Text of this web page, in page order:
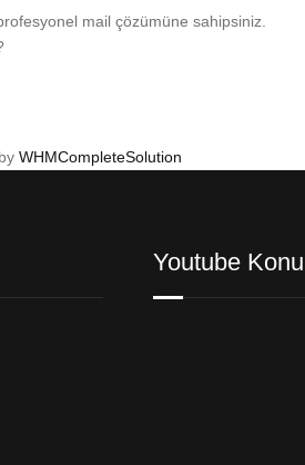
mail çözümüne sahipsiniz.
WHMCompleteSolution
Youtube